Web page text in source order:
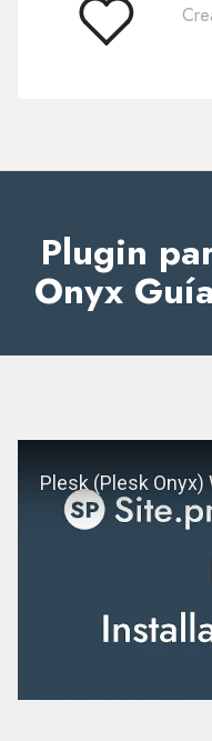
Fácil
Plugin
Onyx